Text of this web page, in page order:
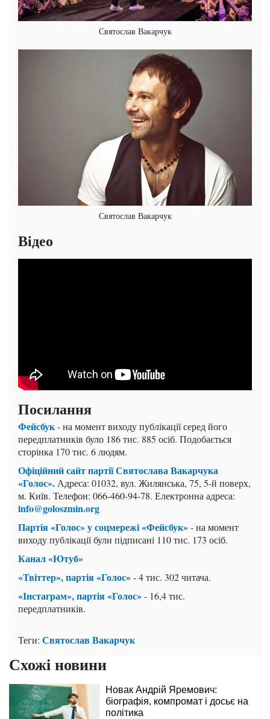
Святослав Вакарчук
Святослав Вакарчук
Відео
Посилання
Фейсбук- на момент виходу публікації серед його
передплатників було 186 тис. 885 осіб. Подобається
сторінка 170 тис. 6 людям.
Офіційний сайт партії Святослава Вакарчука
«Голос». Адреса: 01032, вул. Жилянська, 75, 5-й поверх,
м. Київ. Телефон: 066-460-94-78. Електронна адреса:
info@goloszmin.org
Партія «Голос» у соцмережі «Фейсбук»- на момент
виходу публікації були підписані 110 тис. 173 осіб.
Канал «Ютуб»
«Твіттер», партія «Голос»- 4 тис. 302 читача.
«Інстаграм», партія «Голос»- 16,4 тис.
передплатників.
Теги: Святослав Вакарчук
Схожі новини
Новак Андрій Яремович:
біографія, компромат і досьє на
політика